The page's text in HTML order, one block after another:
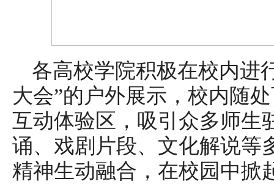
各高校学院积极在校内进
大会”的户外展示，校内随
互动体验区，吸引众多师生
诵、戏剧片段、文化解说等
精神生动融合，在校园中掀